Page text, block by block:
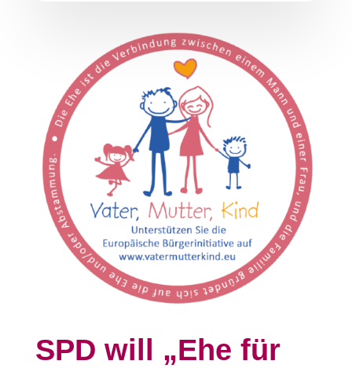
SPD will „Ehe für